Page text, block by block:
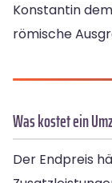
Konstantin
römische
Was kostet ein
Der Endpreis